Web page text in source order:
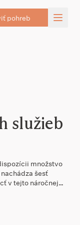
pohreb
služieb
množstvo
šesť
v tejto náročnej